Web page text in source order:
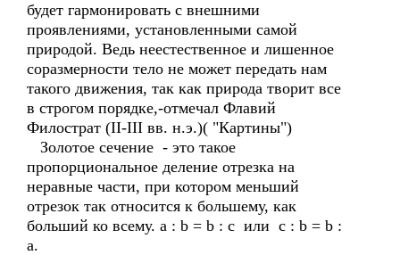
будет гармонировать с внешними
проявлениями, установленными самой
природой. Ведь неестественное и лишенное
соразмерности тело не может передать нам
такого движения, так как природа творит все
в строгом порядке,-отмечал Флавий
Филострат (II-III вв. н.э.)( "Картины")
Золотое сечение - это такое
пропорциональное деление отрезка на
неравные части, при котором меньший
отрезок так относится к большему, как
больший ко всему. a : b = b : c или с : b = b :
а.